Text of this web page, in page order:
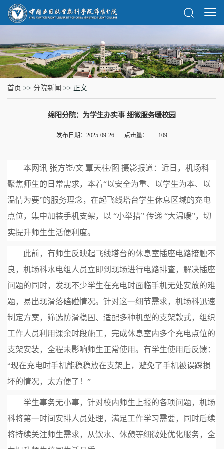
首页 >> 分院新闻 >> 正文
绵阳分院：为学生办实事 细微服务暖校园
发布日期：2025-09-26 点击量： 109
本网讯 张方崟/文 覃天柱/图 摄影报道：近日，机场科
聚焦师生的日常需求，本着“以安全为重、以学生为本、以
温情为要”的服务理念，在起飞线塔台学生休息区域的充电
点位，集中加装手机支架，以 “小举措” 传递 “大温暖”，切
实提升师生生活便利度。
此前，有师生反映起飞线塔台的休息室插座电路接触不
良，机场科水电组人员立即到现场进行电路排查，解决插座
问题的同时，发现不少学生在充电时面临手机无处安放的难
题，易出现滑落磕碰情况。针对这一细节需求，机场科迅速
制定方案，筛选防滑稳固、适配多种机型的支架款式，组织
工作人员利用课余时段施工，完成休息室内多个充电点位的
支架安装，全程未影响师生正常使用。有学生使用后反馈：
“现在充电时手机能稳稳放在支架上，避免了手机被误踩损
坏的情况，太方便了！”
学生事务无小事，针对校内师生上报的各项问题，机场
科将第一时间安排人员处理，满足工作学习需要，同时后续
将持续关注师生需求，从饮水、休憩等细微处优化服务，全